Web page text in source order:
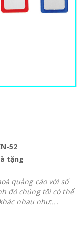
52
tặng
quảng cáo với số
đó chúng tôi có thể
nhau như:...